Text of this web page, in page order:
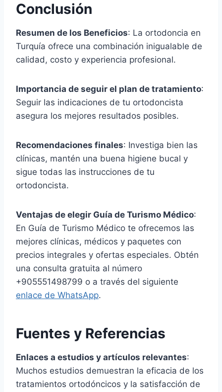
Conclusión
Resumen de los Beneficios: La ortodoncia en
Turquía ofrece una combinación inigualable de
calidad, costo y experiencia profesional.
Importancia de seguir el plan de tratamiento:
Seguir las indicaciones de tu ortodoncista
asegura los mejores resultados posibles.
Recomendaciones finales: Investiga bien las
clínicas, mantén una buena higiene bucal y
sigue todas las instrucciones de tu
ortodoncista.
Ventajas de elegir Guía de Turismo Médico:
En Guía de Turismo Médico te ofrecemos las
mejores clínicas, médicos y paquetes con
precios integrales y ofertas especiales. Obtén
una consulta gratuita al número
+905551498799 o a través del siguiente
enlace de WhatsApp.
Fuentes y Referencias
Enlaces a estudios y artículos relevantes:
Muchos estudios demuestran la eficacia de los
tratamientos ortodóncicos y la satisfacción de